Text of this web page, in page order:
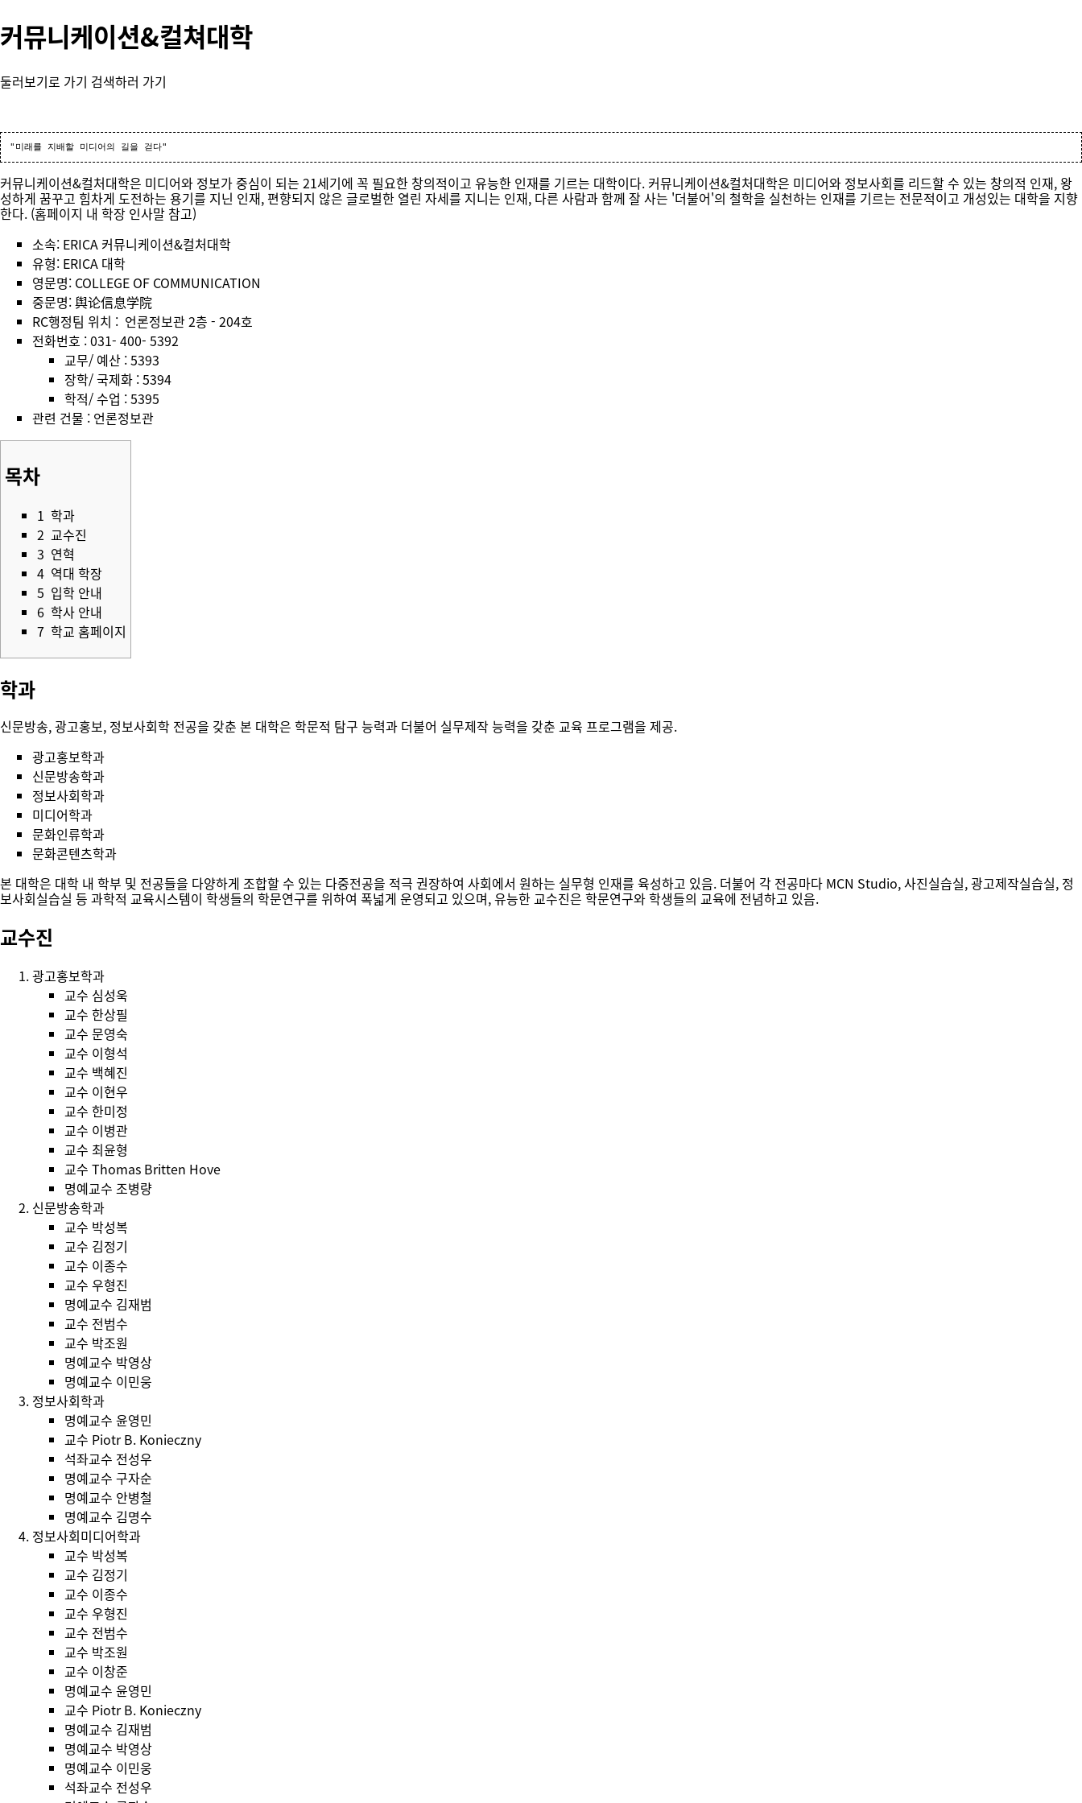
커뮤니케이션&컬쳐대학
둘러보기로 가기 검색하러 가기
커뮤니케이션&컬처대학은 미디어와 정보가 중심이 되는 21세기에 꼭 필요한 창의적이고 유능한 인재를 기르는 대학이다. 커뮤니케이션&컬처대학은 미디어와 정보사회를 리드할 수 있는 창의적 인재, 왕
성하게 꿈꾸고 힘차게 도전하는 용기를 지닌 인재, 편향되지 않은 글로벌한 열린 자세를 지니는 인재, 다른 사람과 함께 잘 사는 '더불어'의 철학을 실천하는 인재를 기르는 전문적이고 개성있는 대학을 지향
한다. (홈페이지 내 학장 인사말 참고)
소속: ERICA 커뮤니케이션&컬처대학
유형: ERICA 대학
영문명: COLLEGE OF COMMUNICATION
중문명: 舆论信息学院
RC행정팀 위치 : 언론정보관2층 - 204호
전화번호 : 031- 400- 5392
교무/ 예산 : 5393
장학/ 국제화 : 5394
학적/ 수업 : 5395
관련 건물 : 언론정보관
목차
1 학과
2 교수진
3 연혁
4 역대 학장
5 입학 안내
6 학사 안내
7 학교 홈페이지
학과
신문방송, 광고홍보, 정보사회학 전공을 갖춘 본 대학은 학문적 탐구 능력과 더불어 실무제작 능력을 갖춘 교육 프로그램을 제공.
광고홍보학과
신문방송학과
정보사회학과
미디어학과
문화인류학과
문화콘텐츠학과
본 대학은 대학 내 학부 및 전공들을 다양하게 조합할 수 있는 다중전공을 적극 권장하여 사회에서 원하는 실무형 인재를 육성하고 있음. 더불어 각 전공마다 MCN Studio, 사진실습실, 광고제작실습실, 정
보사회실습실 등 과학적 교육시스템이 학생들의 학문연구를 위하여 폭넓게 운영되고 있으며, 유능한 교수진은 학문연구와 학생들의 교육에 전념하고 있음.
교수진
광고홍보학과
교수 심성욱
교수 한상필
교수 문영숙
교수 이형석
교수 백혜진
교수 이현우
교수 한미정
교수 이병관
교수 최윤형
교수 Thomas Britten Hove
명예교수 조병량
신문방송학과
교수 박성복
교수 김정기
교수 이종수
교수 우형진
명예교수 김재범
교수 전범수
교수 박조원
명예교수 박영상
명예교수 이민웅
정보사회학과
명예교수 윤영민
교수 Piotr B. Konieczny
석좌교수 전성우
명예교수 구자순
명예교수 안병철
명예교수 김명수
정보사회미디어학과
교수 박성복
교수 김정기
교수 이종수
교수 우형진
교수 전범수
교수 박조원
교수 이창준
명예교수 윤영민
교수 Piotr B. Konieczny
명예교수 김재범
명예교수 박영상
명예교수 이민웅
석좌교수 전성우